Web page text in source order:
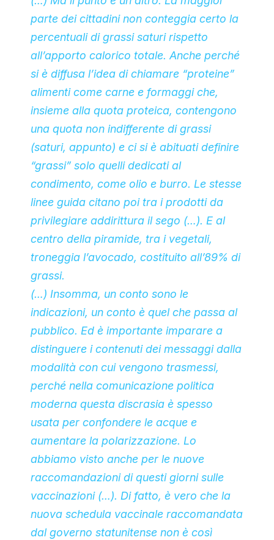
parte dei cittadini non conteggia certo la
percentuali di grassi saturi rispetto
all’apporto calorico totale. Anche perché
si è diffusa l’idea di chiamare “proteine”
alimenti come carne e formaggi che,
insieme alla quota proteica, contengono
una quota non indifferente di grassi
(saturi, appunto) e ci si è abituati definire
“grassi” solo quelli dedicati al
condimento, come olio e burro. Le stesse
linee guida citano poi tra i prodotti da
privilegiare addirittura il sego (…). E al
centro della piramide, tra i vegetali,
troneggia l’avocado, costituito all’89% di
grassi.
(…) Insomma, un conto sono le
indicazioni, un conto è quel che passa al
pubblico. Ed è importante imparare a
distinguere i contenuti dei messaggi dalla
modalità con cui vengono trasmessi,
perché nella comunicazione politica
moderna questa discrasia è spesso
usata per confondere le acque e
aumentare la polarizzazione. Lo
abbiamo visto anche per le nuove
raccomandazioni di questi giorni sulle
vaccinazioni (…). Di fatto, è vero che la
nuova schedula vaccinale raccomandata
dal governo statunitense non è così